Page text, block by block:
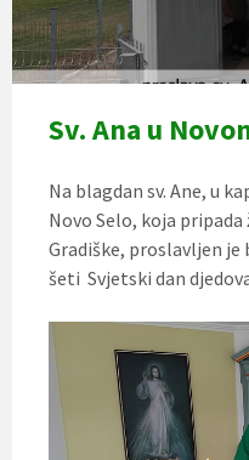
Sv. Ana u
Na blagdan sv. Ane, u
Novo Selo, koja
Gradiške, proslavljen je
šeti Svjetski dan